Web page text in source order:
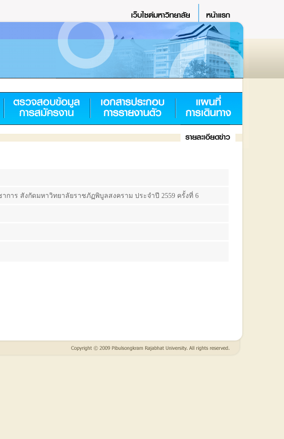
าร สังกัดมหาวิทยาลัยราชภัฏพิบูลสงคราม ประจำปี 2559 ครั้งที่ 6